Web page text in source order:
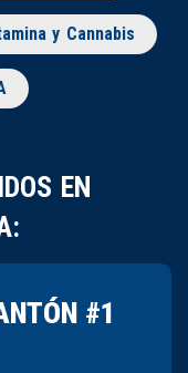
y Cannabis
EN
#1